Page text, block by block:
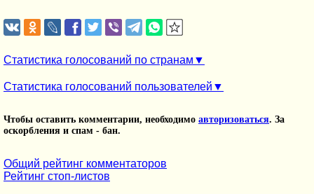
Статистика голосований по странам
Статистика голосований пользователей
Чтобы оставить комментарии, необходимо авторизоваться. За
оскорбления и спам - бан.
Общий рейтинг комментаторов
Рейтинг стоп-листов